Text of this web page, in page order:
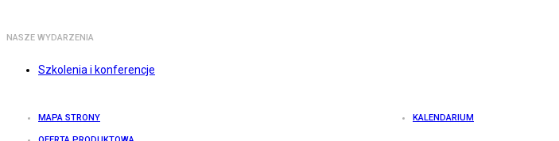
NASZE WYDARZENIA
Szkolenia i konferencje
MAPA STRONY KALENDARIUM